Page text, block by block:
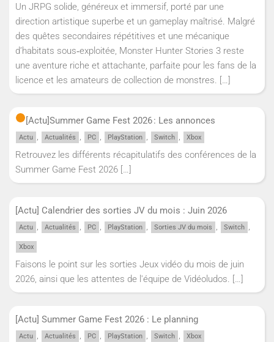
Un JRPG solide, généreux et immersif, porté par une
direction artistique superbe et un gameplay maîtrisé. Malgré
des quêtes secondaires répétitives et une mécanique
d’habitats sous‑exploitée, Monster Hunter Stories 3 reste
une aventure riche et attachante, parfaite pour les fans de la
licence et les amateurs de collection de monstres. […]
[Actu]Summer Game Fest 2026 : Les annonces
Actu , Actualités , PC , PlayStation , Switch , Xbox
Retrouvez les différents récapitulatifs des conférences de la
Summer Game Fest 2026 […]
[Actu] Calendrier des sorties JV du mois : Juin 2026
Actu , Actualités , PC , PlayStation , Sorties JV du mois , Switch ,
Xbox
Faisons le point sur les sorties Jeux vidéo du mois de juin
2026, ainsi que les attentes de l'équipe de Vidéoludos. […]
[Actu] Summer Game Fest 2026 : Le planning
Actu , Actualités , PC , PlayStation , Switch , Xbox